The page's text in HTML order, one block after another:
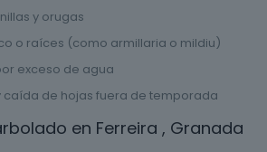
y orugas
o raíces (como armillaria o mildiu)
exceso de agua
caída de hojas fuera de temporada
en Ferreira , Granada